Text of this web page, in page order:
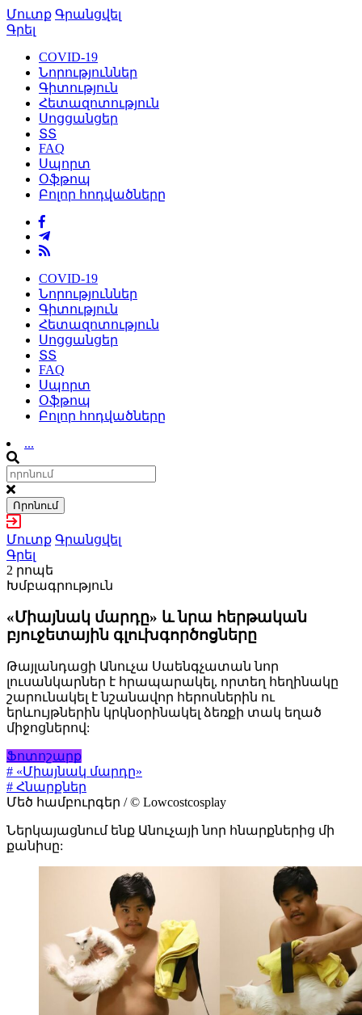
Մուտք Գրանցվել
Գրել
COVID-19
Նորություններ
Գիտություն
Հետազոտություն
Սոցցանցեր
ՏՏ
FAQ
Սպորտ
Օֆթոպ
Բոլոր հոդվածները
COVID-19
Նորություններ
Գիտություն
Հետազոտություն
Սոցցանցեր
ՏՏ
FAQ
Սպորտ
Օֆթոպ
Բոլոր հոդվածները
...
Որոնում
Մուտք Գրանցվել
Գրել
2 րոպե
Խմբագրություն
«Միայնակ մարդը» և նրա հերթական
բյուջետային գլուխգործոցները
Թայլանդացի Անուչա Սաենգչատան նոր
լուսանկարներ է հրապարակել, որտեղ հեղինակը
շարունակել է նշանավոր հերոսներին ու
երևույթներին կրկնօրինակել ձեռքի տակ եղած
միջոցներով:
Ֆոտոշարք
# «Միայնակ մարդը»
# Հնարքներ
Մեծ համբուրգեր / © Lowcostcosplay
Ներկայացնում ենք Անուչայի նոր հնարքներից մի
քանիսը: